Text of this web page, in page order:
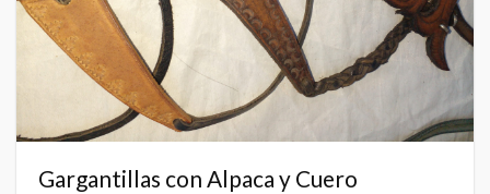
Gargantillas con Alpaca y Cuero